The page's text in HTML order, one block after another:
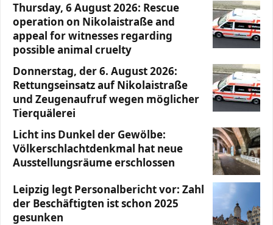
Thursday, 6 August 2026: Rescue
operation on Nikolaistraße and
appeal for witnesses regarding
possible animal cruelty
Donnerstag, der 6. August 2026:
Rettungseinsatz auf Nikolaistraße
und Zeugenaufruf wegen möglicher
Tierquälerei
Licht ins Dunkel der Gewölbe:
Völkerschlachtdenkmal hat neue
Ausstellungsräume erschlossen
Leipzig legt Personalbericht vor: Zahl
der Beschäftigten ist schon 2025
gesunken